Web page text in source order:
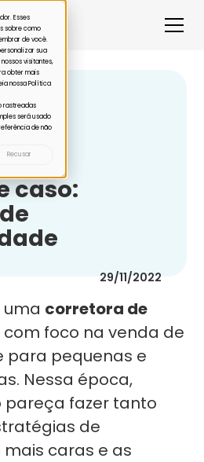
Esses
sobre como
de você.
sua
visitantes,
obter mais
nossa Política
rastreadas
será usado
de não
Recusar
caso:
29/11/2022
uma corretora de
foco na venda de
para pequenas e
Nessa época,
pareça fazer tanto
de
caras e as